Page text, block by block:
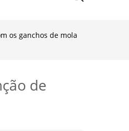
os ganchos de mola
de